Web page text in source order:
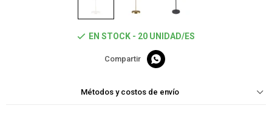
EN STOCK - 20 UNIDAD/ES

Métodos y costos de envío